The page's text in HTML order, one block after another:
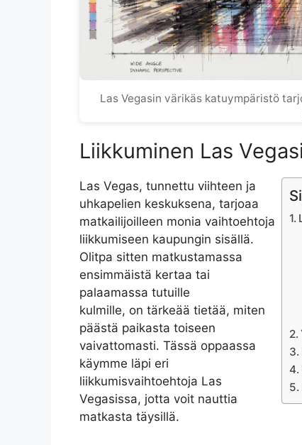
Las Vegasin värikäs katuympäristö
Liikkuminen Las
Las Vegas, tunnettu viihteen ja
uhkapelien keskuksena, tarjoaa
matkailijoilleen monia vaihtoehtoja
liikkumiseen kaupungin sisällä.
Olitpa sitten matkustamassa
ensimmäistä kertaa tai
palaamassa tutuille
kulmille, on tärkeää tietää, miten
päästä paikasta toiseen
vaivattomasti. Tässä oppaassa
käymme läpi eri
liikkumisvaihtoehtoja Las
Vegasissa, jotta voit nauttia
matkasta täysillä.